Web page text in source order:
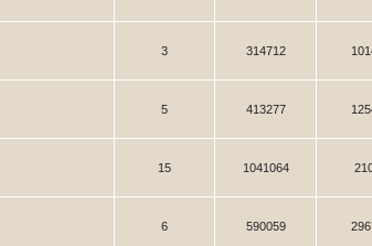
3 314712
5 413277
15 1041064
6 590059